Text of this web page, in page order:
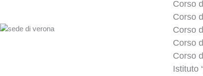
Corso
Corso
Corso
Corso
Corso
Istituto